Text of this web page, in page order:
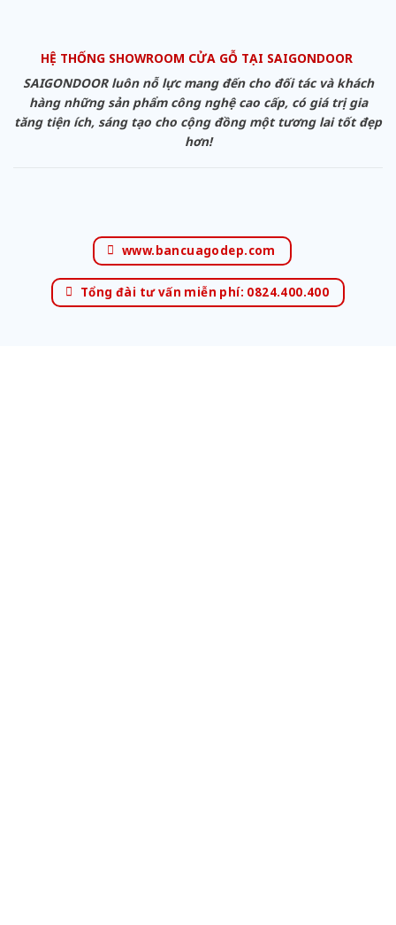
HỆ THỐNG SHOWROOM CỬA GỖ TẠI SAIGONDOOR
SAIGONDOOR luôn nỗ lực mang đến cho đối tác và khách
hàng những sản phẩm công nghệ cao cấp, có giá trị gia
tăng tiện ích, sáng tạo cho cộng đồng một tương lai tốt đẹp
hơn!
www.bancuagodep.com
Tổng đài tư vấn miễn phí: 0824.400.400